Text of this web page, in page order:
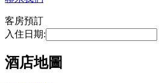
客房預訂
入住日期:
酒店地圖